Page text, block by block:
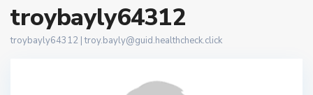
troybayly64312
troybayly64312 |troy.bayly@guid.healthcheck.click